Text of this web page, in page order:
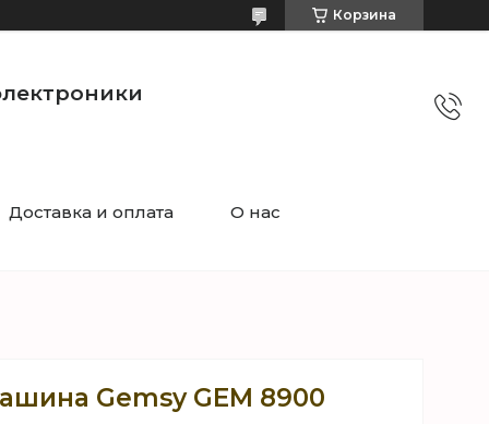
Корзина
Доставка и оплата О нас
Gemsy GEM 8900